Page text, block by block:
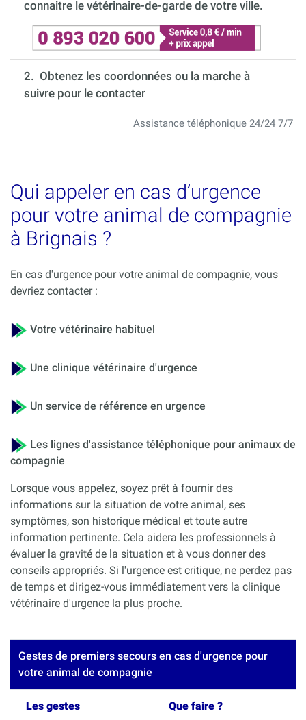
connaitre le vétérinaire-de-garde de votre ville.
2. Obtenez les coordonnées ou la marche à
suivre pour le contacter
Assistance téléphonique 24/24 7/7
Qui appeler en cas d’urgence
pour votre animal de compagnie
à Brignais ?
En cas d'urgence pour votre animal de compagnie, vous
devriez contacter :
Votre vétérinaire habituel
Une clinique vétérinaire d'urgence
Un service de référence en urgence
Les lignes d'assistance téléphonique pour animaux de
compagnie
Lorsque vous appelez, soyez prêt à fournir des
informations sur la situation de votre animal, ses
symptômes, son historique médical et toute autre
information pertinente. Cela aidera les professionnels à
évaluer la gravité de la situation et à vous donner des
conseils appropriés. Si l'urgence est critique, ne perdez pas
de temps et dirigez-vous immédiatement vers la clinique
vétérinaire d'urgence la plus proche.
Gestes de premiers secours en cas d'urgence pour
votre animal de compagnie
Les gestes Que faire ?